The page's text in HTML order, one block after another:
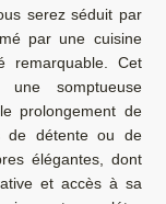
serez séduit par
par une cuisine
remarquable. Cet
une somptueuse
prolongement de
de détente ou de
élégantes, dont
et accès à sa